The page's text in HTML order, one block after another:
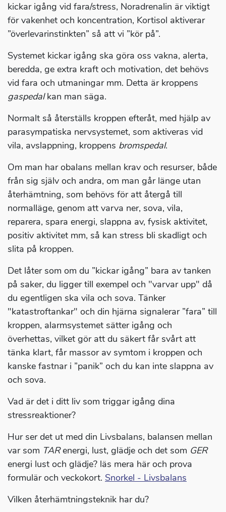
kickar igång vid fara/stress, Noradrenalin är viktigt
för vakenhet och koncentration, Kortisol aktiverar
”överlevarinstinkten” så att vi ”kör på”.
Systemet kickar igång ska göra oss vakna, alerta,
beredda, ge extra kraft och motivation, det behövs
vid fara och utmaningar mm. Detta är kroppens
gaspedalkan man säga.
Normalt så återställs kroppen efteråt, med hjälp av
parasympatiska nervsystemet, som aktiveras vid
vila, avslappning, kroppens bromspedal.
Om man har obalans mellan krav och resurser, både
från sig själv och andra, om man går länge utan
återhämtning, som behövs för att återgå till
normalläge, genom att varva ner, sova, vila,
reparera, spara energi, slappna av, fysisk aktivitet,
positiv aktivitet mm, så kan stress bli skadligt och
slita på kroppen.
Det låter som om du ”kickar igång” bara av tanken
på saker, du ligger till exempel och "varvar upp" då
du egentligen ska vila och sova. Tänker
"katastroftankar" och din hjärna signalerar ”fara” till
kroppen, alarmsystemet sätter igång och
överhettas, vilket gör att du säkert får svårt att
tänka klart, får massor av symtom i kroppen och
kanske fastnar i ”panik” och du kan inte slappna av
och sova.
Vad är det i ditt liv som triggar igång dina
stressreaktioner?
Hur ser det ut med din Livsbalans, balansen mellan
var som TARenergi, lust, glädje och det som GER
energi lust och glädje? läs mera här och prova
formulär och veckokort. Snorkel - Livsbalans
Vilken återhämtningsteknik har du?